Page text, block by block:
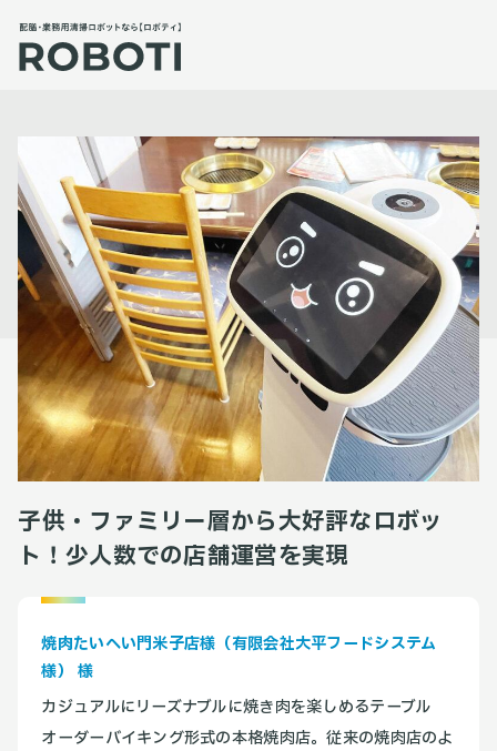
子供・ファミリー層から大好評なロボッ
ト！少人数での店舗運営を実現
焼肉たいへい門米子店様（有限会社大平フードシステム
様） 様
カジュアルにリーズナブルに焼き肉を楽しめるテーブル
オーダーバイキング形式の本格焼肉店。従来の焼肉店のよ